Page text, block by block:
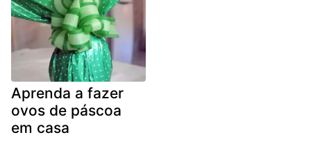
Aprenda a fazer
ovos de páscoa
em casa